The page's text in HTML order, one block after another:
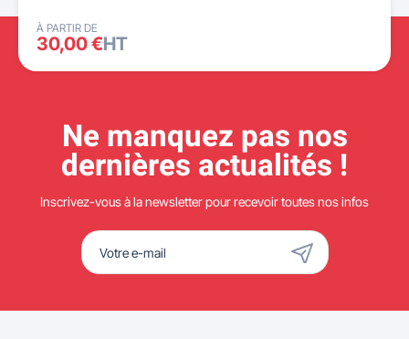
À PARTIR DE
30,00 €HT
Ne manquez pas nos
dernières actualités !
Inscrivez-vous à la newsletter pour recevoir toutes nos infos